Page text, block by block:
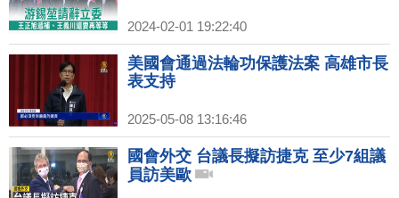
2024-02-01 19:22:40
美國會通過法輪功保護法案 高雄市長
表支持
2025-05-08 13:16:46
國會外交 台議長擬訪捷克 至少7組議
員訪美歐